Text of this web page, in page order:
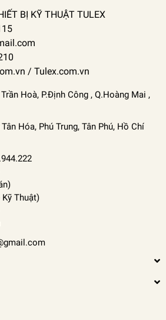
BỊ KỸ THUẬT TULEX
/ Tulex.com.vn
Hoà, P.Định Công , Q.Hoàng Mai ,
Hóa, Phú Trung, Tân Phú, Hồ Chí
Kỹ Thuật)